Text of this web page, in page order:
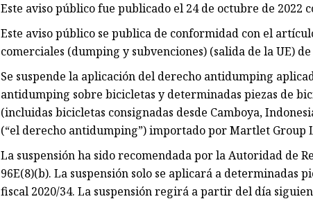
Este aviso público fue publicado el 24 de octubre de 2022
Este aviso público se publica de conformidad con el
comerciales (dumping y subvenciones) (salida de la UE) de
Se suspende la aplicación del derecho antidumping
antidumping sobre bicicletas y determinadas piezas de
(incluidas bicicletas consignadas desde Camboya,
(“el derecho antidumping”) importado por Martlet Group
La suspensión ha sido recomendada por la Autoridad de
96E(8)(b). La suspensión solo se aplicará a determinadas
fiscal 2020/34. La suspensión regirá a partir del día